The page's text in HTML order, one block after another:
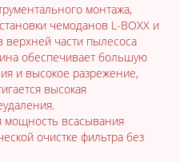
монтажа,
чемоданов L-BOXX и
верхней части пылесоса
обеспечивает большую
и высокое разрежение,
высокая
мощность всасывания
очистке фильтра без